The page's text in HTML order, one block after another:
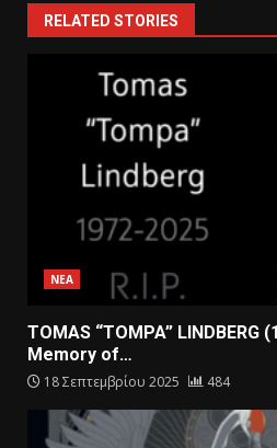
RELATED STORIES
ΝΕΑ
TOMAS “TOMPA” LINDBERG
Memory of…
18 Σεπτεμβρίου 2025 484